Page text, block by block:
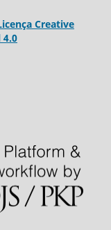
Creative
4.0